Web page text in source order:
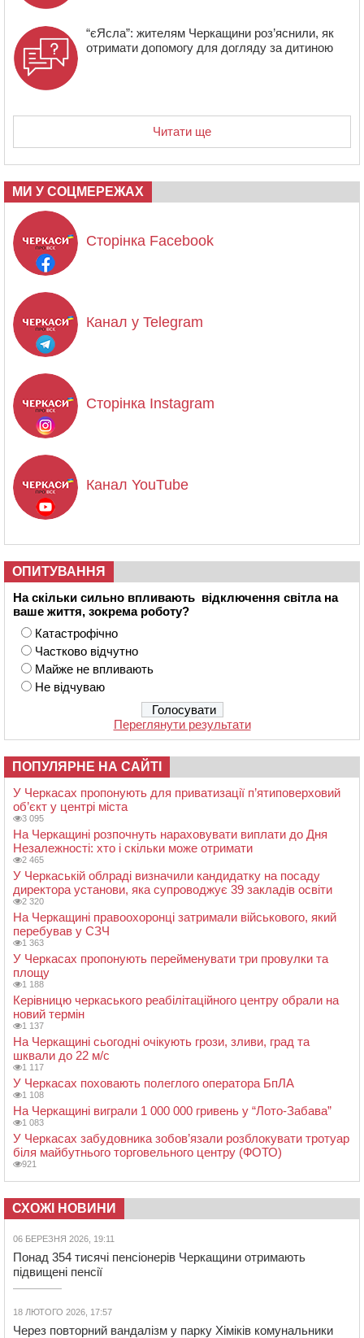
“єЯсла”: жителям Черкащини роз’яснили, як
отримати допомогу для догляду за дитиною
Читати ще
МИ У СОЦМЕРЕЖАХ
Сторінка Facebook
Канал у Telegram
Сторінка Instagram
Канал YouTube
ОПИТУВАННЯ
На скільки сильно впливають відключення світла на
ваше життя, зокрема роботу?
Катастрофічно
Частково відчутно
Майже не впливають
Не відчуваю
Переглянути результати
ПОПУЛЯРНЕ НА САЙТІ
У Черкасах пропонують для приватизації п’ятиповерховий
об’єкт у центрі міста
3 095
На Черкащині розпочнуть нараховувати виплати до Дня
Незалежності: хто і скільки може отримати
2 465
У Черкаській облраді визначили кандидатку на посаду
директора установи, яка супроводжує 39 закладів освіти
2 320
На Черкащині правоохоронці затримали військового, який
перебував у СЗЧ
1 363
У Черкасах пропонують перейменувати три провулки та
площу
1 188
Керівницю черкаського реабілітаційного центру обрали на
новий термін
1 137
На Черкащині сьогодні очікують грози, зливи, град та
шквали до 22 м/с
1 117
У Черкасах поховають полеглого оператора БпЛА
1 108
На Черкащині виграли 1 000 000 гривень у “Лото-Забава”
1 083
У Черкасах забудовника зобов’язали розблокувати тротуар
біля майбутнього торговельного центру (ФОТО)
921
СХОЖІ НОВИНИ
06 БЕРЕЗНЯ 2026, 19:11
Понад 354 тисячі пенсіонерів Черкащини отримають
підвищені пенсії
18 ЛЮТОГО 2026, 17:57
Через повторний вандалізм у парку Хіміків комунальники